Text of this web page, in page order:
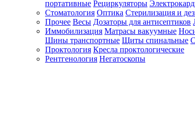
Отслеживание
статуса
заказа
портативные Рециркуляторы
Стоматология Оптика Стерилизация и
Прочее Весы Дозаторы для антисептиков
Иммобилизация Матрасы вакуумные
Шины транспортные Щиты спинальные
Проктология Кресла проктологические
Рентгенология Негатоскопы